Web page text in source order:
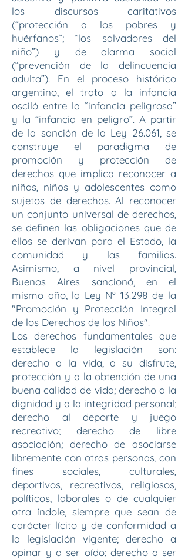
los discursos caritativos
(“protección a los pobres y
huérfanos”; “los salvadores del
niño”) y de alarma social
(“prevención de la delincuencia
adulta”). En el proceso histórico
argentino, el trato a la infancia
osciló entre la “infancia peligrosa”
y la “infancia en peligro”. A partir
de la sanción de la Ley 26.061, se
construye el paradigma de
promoción y protección de
derechos que implica reconocer a
niñas, niños y adolescentes como
sujetos de derechos. Al reconocer
un conjunto universal de derechos,
se definen las obligaciones que de
ellos se derivan para el Estado, la
comunidad y las familias.
Asimismo, a nivel provincial,
Buenos Aires sancionó, en el
mismo año, la Ley N° 13.298 de la
"Promoción y Protección Integral
de los Derechos de los Niños".
Los derechos fundamentales que
establece la legislación son:
derecho a la vida, a su disfrute,
protección y a la obtención de una
buena calidad de vida; derecho a la
dignidad y a la integridad personal;
derecho al deporte y juego
recreativo; derecho de libre
asociación; derecho de asociarse
libremente con otras personas, con
fines sociales, culturales,
deportivos, recreativos, religiosos,
políticos, laborales o de cualquier
otra índole, siempre que sean de
carácter lícito y de conformidad a
la legislación vigente; derecho a
opinar y a ser oído; derecho a ser